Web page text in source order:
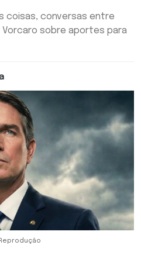
coisas, conversas entre
Vorcaro sobre aportes para